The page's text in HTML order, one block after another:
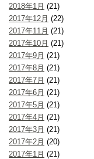
2018年1月 (21)
2017年12月 (22)
2017年11月 (21)
2017年10月 (21)
2017年9月 (21)
2017年8月 (21)
2017年7月 (21)
2017年6月 (21)
2017年5月 (21)
2017年4月 (21)
2017年3月 (21)
2017年2月 (20)
2017年1月 (21)